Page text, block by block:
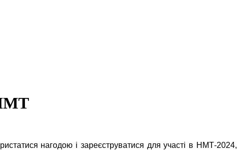
НМТ
нагодою і зареєструватися для участі в НМТ-2024,